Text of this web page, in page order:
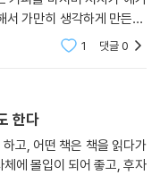
가만히 생각하게 만든다.
으면서 걷는 것을 이야기
1 댓글0
한다
고, 어떤 책은 책을 읽다가
에 몰입이 되어 좋고, 후자